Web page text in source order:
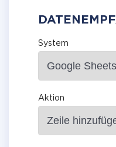
System
Aktion